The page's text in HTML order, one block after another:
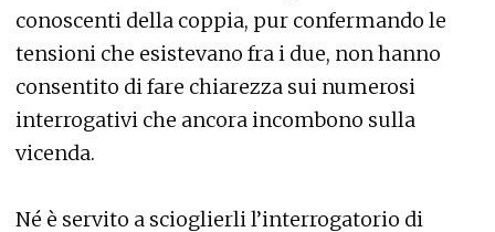
conoscenti della coppia, pur confermando le
tensioni che esistevano fra i due, non hanno
consentito di fare chiarezza sui numerosi
interrogativi che ancora incombono sulla
vicenda.
Né è servito a scioglierli l’interrogatorio di